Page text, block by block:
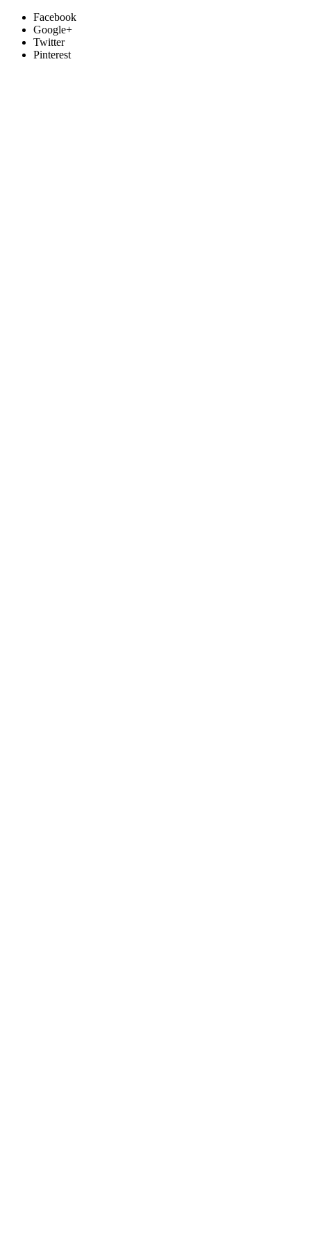
Facebook
Google+
Twitter
Pinterest